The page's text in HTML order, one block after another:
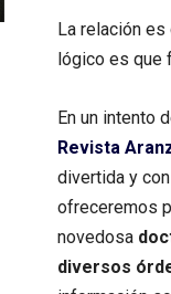
La relación
lógico es que
En un intento
Revista
divertida y con
ofreceremos
novedosa
diversos